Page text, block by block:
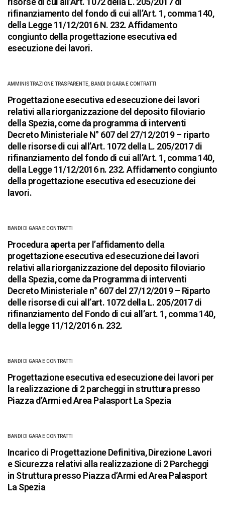
rifinanziamento del fondo di cui all’Art. 1, comma 140,
della Legge 11/12/2016 N. 232. Affidamento
congiunto della progettazione esecutiva ed
esecuzione dei lavori.
AMMINISTRAZIONE TRASPARENTE BANDI DI GARA E CONTRATTI
Progettazione esecutiva ed esecuzione dei lavori
relativi alla riorganizzazione del deposito filoviario
della Spezia, come da programma di interventi
Decreto Ministeriale N° 607 del 27/12/2019 – riparto
delle risorse di cui all’Art. 1072 della L. 205/2017 di
rifinanziamento del fondo di cui all’Art. 1, comma 140,
della Legge 11/12/2016 n. 232. Affidamento congiunto
della progettazione esecutiva ed esecuzione dei
lavori.
BANDI DI GARA E CONTRATTI
Procedura aperta per l’affidamento della
progettazione esecutiva ed esecuzione dei lavori
relativi alla riorganizzazione del deposito filoviario
della Spezia, come da Programma di interventi
Decreto Ministeriale n° 607 del 27/12/2019 – Riparto
delle risorse di cui all’art. 1072 della L. 205/2017 di
rifinanziamento del Fondo di cui all’art. 1, comma 140,
della legge 11/12/2016 n. 232.
BANDI DI GARA E CONTRATTI
Progettazione esecutiva ed esecuzione dei lavori per
la realizzazione di 2 parcheggi in struttura presso
Piazza d’Armi ed Area Palasport La Spezia
BANDI DI GARA E CONTRATTI
Incarico di Progettazione Definitiva, Direzione Lavori
e Sicurezza relativi alla realizzazione di 2 Parcheggi
in Struttura presso Piazza d’Armi ed Area Palasport
La Spezia